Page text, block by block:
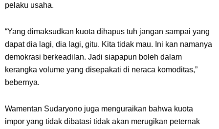
pelaku usaha.
“Yang dimaksudkan kuota dihapus tuh jangan sampai yang
dapat dia lagi, dia lagi, gitu. Kita tidak mau. Ini kan namanya
demokrasi berkeadilan. Jadi siapapun boleh dalam
kerangka volume yang disepakati di neraca komoditas,”
bebernya.
Wamentan Sudaryono juga menguraikan bahwa kuota
impor yang tidak dibatasi tidak akan merugikan peternak